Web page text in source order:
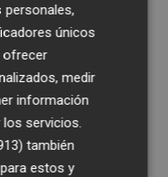
y reivindicación se
el Mar Menor
castellonense
únicos
ofrecer
medir
información
servicios.
también
estos y